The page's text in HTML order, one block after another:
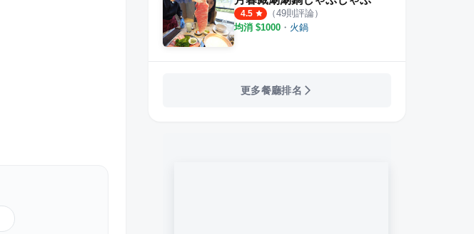
4.5 （49則評論）
均消 $1000 ・ 火鍋
更多餐廳排名